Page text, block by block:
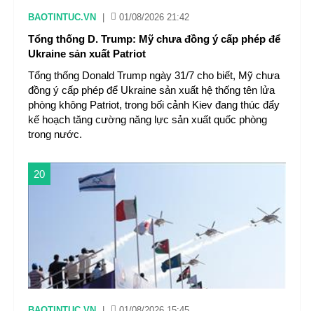
BAOTINTUC.VN 01/08/2026 21:42
Tổng thống D. Trump: Mỹ chưa đồng ý cấp phép để
Ukraine sản xuất Patriot
Tổng thống Donald Trump ngày 31/7 cho biết, Mỹ chưa
đồng ý cấp phép để Ukraine sản xuất hệ thống tên lửa
phòng không Patriot, trong bối cảnh Kiev đang thúc đẩy
kế hoạch tăng cường năng lực sản xuất quốc phòng
trong nước.
20